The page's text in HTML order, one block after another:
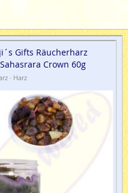
Gifts Räucherharz
Crown 60g
· Harz